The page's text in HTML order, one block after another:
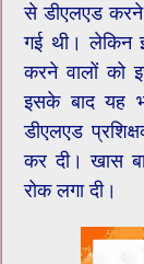
से डीएलएड करने
गई थी। लेकिन
करने वालों को
इसके बाद यह
डीएलएड
कर दी। खास
रोक लगा दी।